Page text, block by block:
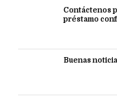
Contáctenos
préstamo
Buenas